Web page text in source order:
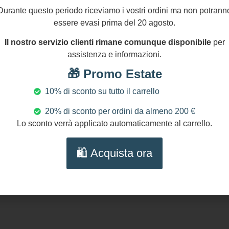
siciliana con
double face
Limoni, Agata gialla e
azzurre.
Collana siciliana
5 fili di pietra lavica,
collana annodata a
mano, mattonella
Caltagirone
Trinacria.
questo periodo riceviamo i vostri ordini ma non
essere evasi prima del 20 agosto.
Il nostro servizio clienti rimane comunque disponibileper
assistenza e informazioni.
🎁 Promo Estate
10% di sconto su tutto il carrello
20% di sconto per ordini da almeno 200 €
Lo sconto verrà applicato automaticamente al carrello.
🛍️ Acquista ora